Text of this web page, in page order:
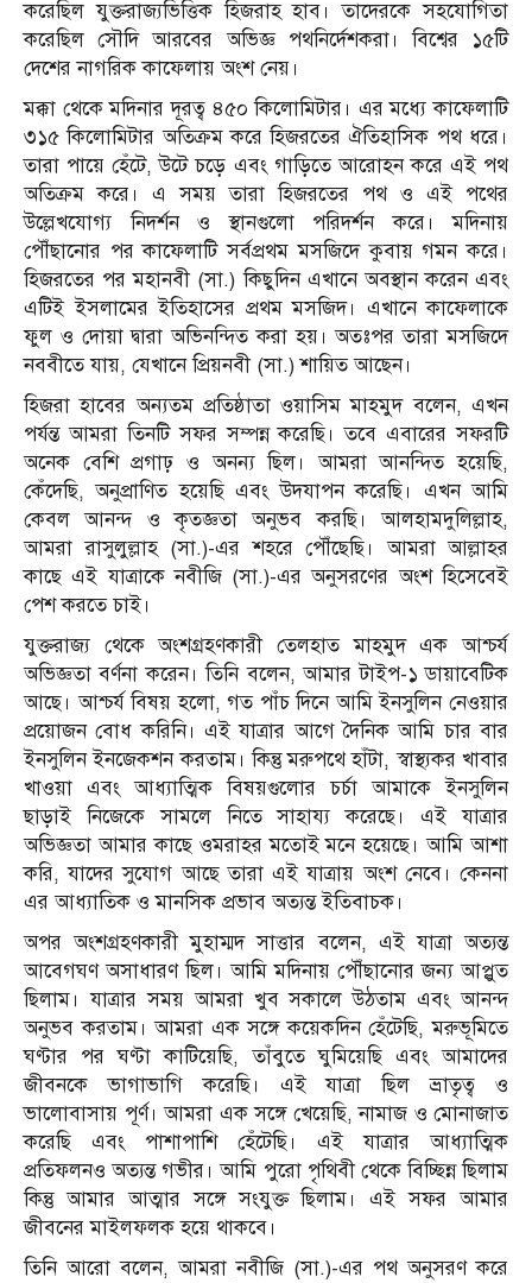
করেছিল যুক্তরাজ্যভিত্তিক হিজরাহ হাব। তাদেরকে সহযোগিতা
করেছিল সৌদি আরবের অভিজ্ঞ পথনির্দেশকরা। বিশ্বের ১৫টি
দেশের নাগরিক কাফেলায় অংশ নেয়।
মক্কা থেকে মদিনার দূরত্ব ৪৫০ কিলোমিটার। এর মধ্যে কাফেলাটি
৩১৫ কিলোমিটার অতিক্রম করে হিজরতের ঐতিহাসিক পথ ধরে।
তারা পায়ে হেঁটে, উটে চড়ে এবং গাড়িতে আরোহন করে এই পথ
অতিক্রম করে। এ সময় তারা হিজরতের পথ ও এই পথের
উল্লেখযোগ্য নিদর্শন ও স্থানগুলো পরিদর্শন করে। মদিনায়
পৌঁছানোর পর কাফেলাটি সর্বপ্রথম মসজিদে কুবায় গমন করে।
হিজরতের পর মহানবী (সা.) কিছুদিন এখানে অবস্থান করেন এবং
এটিই ইসলামের ইতিহাসের প্রথম মসজিদ। এখানে কাফেলাকে
ফুল ও দোয়া দ্বারা অভিনন্দিত করা হয়। অতঃপর তারা মসজিদে
নববীতে যায়, যেখানে প্রিয়নবী (সা.) শায়িত আছেন।
হিজরা হাবের অন্যতম প্রতিষ্ঠাতা ওয়াসিম মাহমুদ বলেন, এখন
পর্যন্ত আমরা তিনটি সফর সম্পন্ন করেছি। তবে এবারের সফরটি
অনেক বেশি প্রগাঢ় ও অনন্য ছিল। আমরা আনন্দিত হয়েছি,
কেঁদেছি, অনুপ্রাণিত হয়েছি এবং উদযাপন করেছি। এখন আমি
কেবল আনন্দ ও কৃতজ্ঞতা অনুভব করছি। আলহামদুলিল্লাহ,
আমরা রাসুলুল্লাহ (সা.)-এর শহরে পৌঁছেছি। আমরা আল্লাহর
কাছে এই যাত্রাকে নবীজি (সা.)-এর অনুসরণের অংশ হিসেবেই
পেশ করতে চাই।
যুক্তরাজ্য থেকে অংশগ্রহণকারী তেলহাত মাহমুদ এক আশ্চর্য
অভিজ্ঞতা বর্ণনা করেন। তিনি বলেন, আমার টাইপ-১ ডায়াবেটিক
আছে। আশ্চর্য বিষয় হলো, গত পাঁচ দিনে আমি ইনসুলিন নেওয়ার
প্রয়োজন বোধ করিনি। এই যাত্রার আগে দৈনিক আমি চার বার
ইনসুলিন ইনজেকশন করতাম। কিন্তু মরুপথে হাঁটা, স্বাস্থ্যকর খাবার
খাওয়া এবং আধ্যাত্মিক বিষয়গুলোর চর্চা আমাকে ইনসুলিন
ছাড়াই নিজেকে সামলে নিতে সাহায্য করেছে। এই যাত্রার
অভিজ্ঞতা আমার কাছে ওমরাহর মতোই মনে হয়েছে। আমি আশা
করি, যাদের সুযোগ আছে তারা এই যাত্রায় অংশ নেবে। কেননা
এর আধ্যাতিক ও মানসিক প্রভাব অত্যন্ত ইতিবাচক।
অপর অংশগ্রহণকারী মুহাম্মদ সাত্তার বলেন, এই যাত্রা অত্যন্ত
আবেগঘণ অসাধারণ ছিল। আমি মদিনায় পৌঁছানোর জন্য আপ্লুত
ছিলাম। যাত্রার সময় আমরা খুব সকালে উঠতাম এবং আনন্দ
অনুভব করতাম। আমরা এক সঙ্গে কয়েকদিন হেঁটেছি, মরুভূমিতে
ঘণ্টার পর ঘণ্টা কাটিয়েছি, তাঁবুতে ঘুমিয়েছি এবং আমাদের
জীবনকে ভাগাভাগি করেছি। এই যাত্রা ছিল ভ্রাতৃত্ব ও
ভালোবাসায় পূর্ণ। আমরা এক সঙ্গে খেয়েছি, নামাজ ও মোনাজাত
করেছি এবং পাশাপাশি হেঁটেছি। এই যাত্রার আধ্যাত্মিক
প্রতিফলনও অত্যন্ত গভীর। আমি পুরো পৃথিবী থেকে বিচ্ছিন্ন ছিলাম
কিন্তু আমার আত্মার সঙ্গে সংযুক্ত ছিলাম। এই সফর আমার
জীবনের মাইলফলক হয়ে থাকবে।
তিনি আরো বলেন, আমরা নবীজি (সা.)-এর পথ অনুসরণ করে